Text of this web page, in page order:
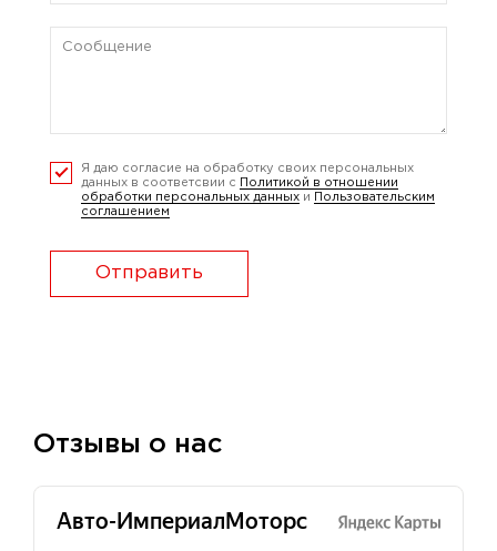
Я даю согласие на обработку своих персональных
данных в соответсвии с
Политикой в отношении
обработки персональных данных и
Пользовательским
соглашением
Отправить
Отзывы о нас